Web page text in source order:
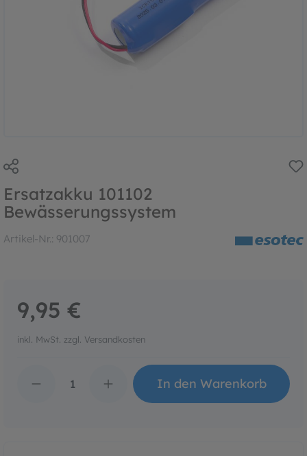
Ersatzakku 101102
Bewässerungssystem
Artikel-Nr.: 901007
9,95 €
inkl. MwSt. zzgl. Versandkosten
Produkt Anzahl: Gib
In den Warenkorb